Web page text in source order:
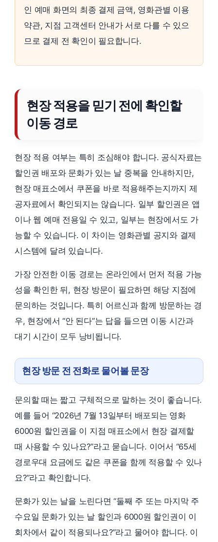
인 예매 화면의 최종 결제 금액, 영화관별 이용
약관, 지점 고객센터 안내가 서로 다를 수 있으
므로 결제 전 확인이 필요합니다.
현장 적용을 믿기 전에 확인할
이동 경로
현장 적용 여부는 특히 조심해야 합니다. 공식자료는
할인권 배포와 문화가 있는 날 중복을 안내하지만,
현장 매표소에서 쿠폰을 바로 적용해주는지까지 제
공자료에서 확인되지는 않습니다. 일부 할인권은 앱
이나 웹 예매 전용일 수 있고, 일부는 현장에서도 가
능할 수 있습니다. 이 차이는 영화관별 공지와 결제
시스템에 달려 있습니다.
가장 안전한 이동 경로는 온라인에서 먼저 적용 가능
성을 확인한 뒤, 현장 방문이 필요하면 해당 지점에
문의하는 것입니다. 특히 어르신과 함께 방문하는 경
우, 현장에서 “안 된다”는 답을 들으면 이동 시간과
대기 시간이 모두 낭비됩니다.
현장 방문 전 전화로 물어볼 문장
문의할 때는 짧고 구체적으로 말하는 것이 좋습니다.
예를 들어 “2026년 7월 13일부터 배포되는 영화
6000원 할인권을 이 지점 매표소에서 현장 결제할
때 사용할 수 있나요?”라고 묻습니다. 이어서 “65세
경로우대 요금에도 같은 쿠폰을 함께 적용할 수 있나
요?”라고 확인합니다.
문화가 있는 날을 노린다면 “둘째 주 또는 마지막 주
수요일 문화가 있는 날 할인과 6000원 할인권이 이
회차에서 같이 적용되나요?”라고 물어야 합니다. 이